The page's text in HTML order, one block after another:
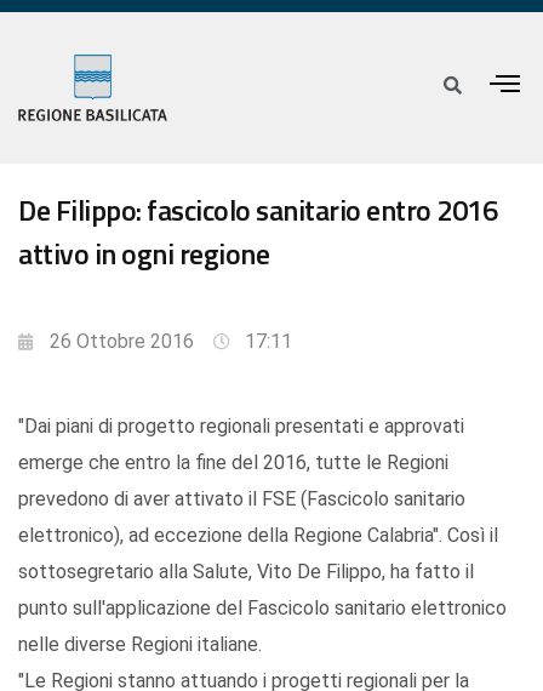
De Filippo: fascicolo sanitario entro 2016
attivo in ogni regione
26 Ottobre 2016 17:11
"Dai piani di progetto regionali presentati e approvati
emerge che entro la fine del 2016, tutte le Regioni
prevedono di aver attivato il FSE (Fascicolo sanitario
elettronico), ad eccezione della Regione Calabria". Così il
sottosegretario alla Salute, Vito De Filippo, ha fatto il
punto sull'applicazione del Fascicolo sanitario elettronico
nelle diverse Regioni italiane.
"Le Regioni stanno attuando i progetti regionali per la